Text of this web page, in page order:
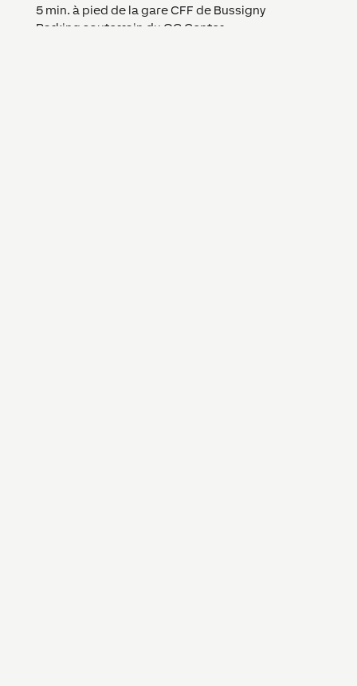
5 min. à pied de la gare CFF de Bussigny
Parking souterrain du QG Center